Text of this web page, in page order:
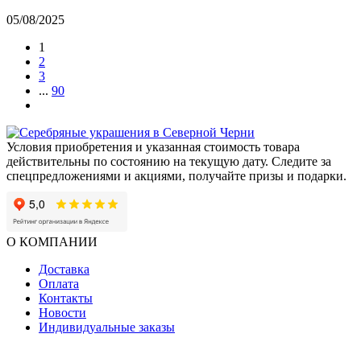
05/08/2025
1
2
3
... 90
Условия приобретения и указанная стоимость товара
действительны по состоянию на текущую дату. Следите за
спецпредложениями и акциями, получайте призы и подарки.
О КОМПАНИИ
Доставка
Оплата
Контакты
Новости
Индивидуальные заказы